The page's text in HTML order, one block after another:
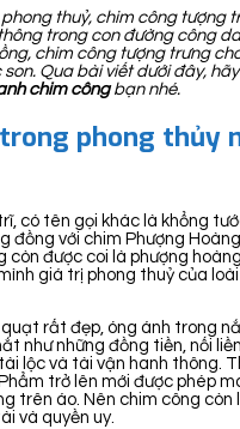
thuỷ, chim công tượng
trong con đường công
chim công tượng trưng
Qua bài viết dưới đây,
chim côngbạn nhé.
trong phong thủy
có tên gọi khác là khổng
đồng với chim Phượng
còn được coi là phượng
giá trị phong thuỷ của
rất đẹp, óng ánh trong
như những đồng tiền, nối
lộc và tài vận hanh thông.
trở lên mới được phép
trên áo. Nên chim công còn
và quyền uy.